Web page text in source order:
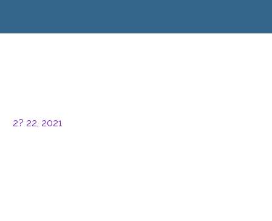
2? 22, 2021